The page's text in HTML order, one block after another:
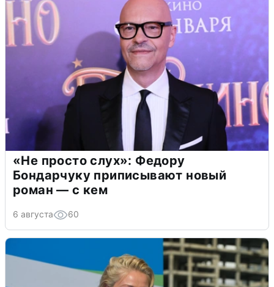
«Не просто слух»: Федору
Бондарчуку приписывают новый
роман — с кем
6 августа 60